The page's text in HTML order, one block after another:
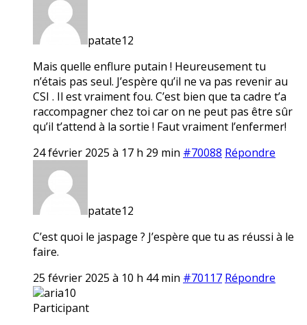
patate12
Mais quelle enflure putain ! Heureusement tu
n’étais pas seul. J’espère qu’il ne va pas revenir au
CSI . Il est vraiment fou. C’est bien que ta cadre t’a
raccompagner chez toi car on ne peut pas être sûr
qu’il t’attend à la sortie ! Faut vraiment l’enfermer!
24 février 2025 à 17 h 29 min #70088 Répondre
patate12
C’est quoi le jaspage ? J’espère que tu as réussi à le
faire.
25 février 2025 à 10 h 44 min #70117 Répondre
aria10
Participant